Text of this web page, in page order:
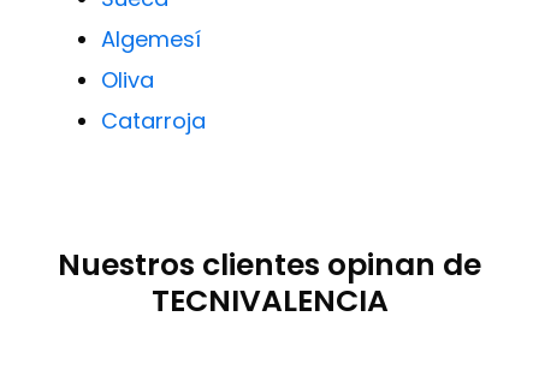
Algemesí
Oliva
Catarroja
Nuestros clientes opinan de
TECNIVALENCIA